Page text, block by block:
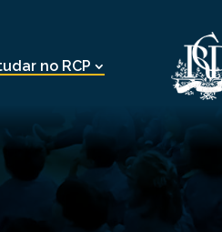
no RCP